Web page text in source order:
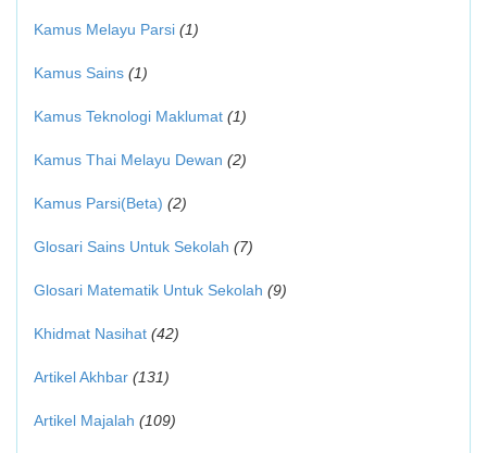
Kamus Melayu Parsi (1)
Kamus Sains (1)
Kamus Teknologi Maklumat (1)
Kamus Thai Melayu Dewan (2)
Kamus Parsi(Beta) (2)
Glosari Sains Untuk Sekolah (7)
Glosari Matematik Untuk Sekolah (9)
Khidmat Nasihat (42)
Artikel Akhbar (131)
Artikel Majalah (109)